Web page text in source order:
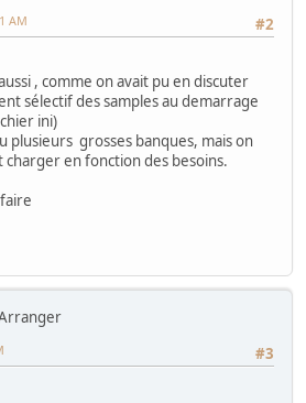
#2
AM
, comme on avait pu en discuter
sélectif des samples au demarrage
ini)
plusieurs grosses banques, mais on
charger en fonction des besoins.
#3